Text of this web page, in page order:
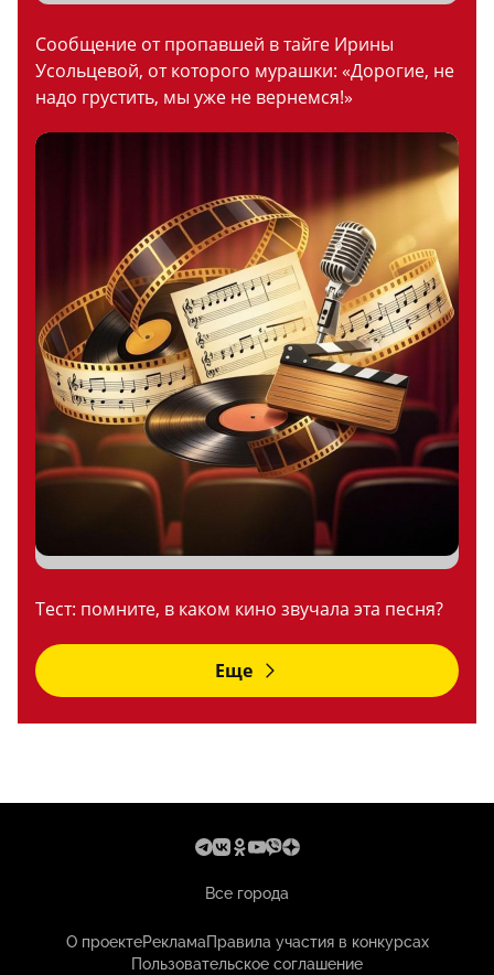
Сообщение от пропавшей в тайге Ирины
Усольцевой, от которого мурашки: «Дорогие, не
надо грустить, мы уже не вернемся!»
Тест: помните, в каком кино звучала эта песня?
Еще
Все города
О проектеРекламаПравила участия в конкурсах
Пользовательское соглашение